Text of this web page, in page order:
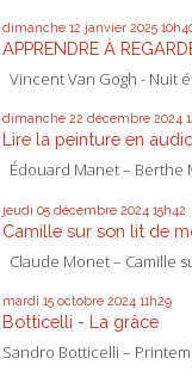
dimanche 12 janvier 2025
APPRENDRE À
Vincent Van Gogh - Nuit
dimanche 22 décembre 2024
Lire la peinture en
Édouard Manet – Berthe
jeudi 05 décembre 2024 15h42
Camille sur son lit de
Claude Monet – Camille
mardi 15 octobre 2024 11h29
Botticelli - La grâce
Sandro Botticelli –